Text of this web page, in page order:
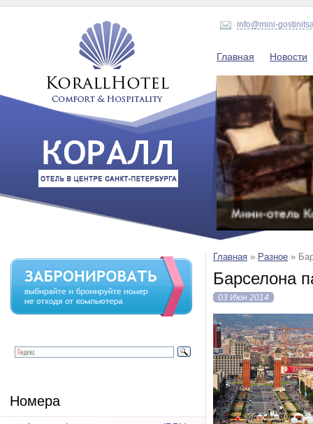
info@mini-
Главная Новости
Номера
Главная » Разное »
Барселона
03 Июн 2014